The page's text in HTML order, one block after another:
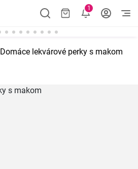
1
Domáce lekvárové perky s makom